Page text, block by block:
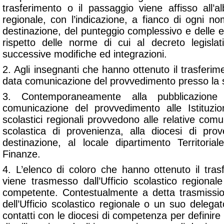
trasferimento o il passaggio viene affisso
regionale, con l’indicazione, a fianco di ogni
destinazione, del punteggio complessivo e delle
rispetto delle norme di cui al decreto
successive modifiche ed integrazioni.
2. Agli insegnanti che hanno ottenuto il
data comunicazione del provvedimento presso la
3. Contemporaneamente alla
comunicazione del provvedimento alle
scolastici regionali provvedono alle relative
scolastica di provenienza, alla diocesi di
destinazione, al locale dipartimento
Finanze.
4. L’elenco di coloro che hanno ottenuto il
viene trasmesso dall’Ufficio scolastico
competente. Contestualmente a detta
dell’Ufficio scolastico regionale o un suo
contatti con le diocesi di competenza per definire